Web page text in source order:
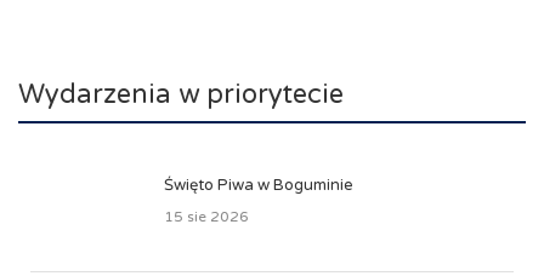
Wydarzenia w priorytecie
Święto Piwa w Boguminie
15 sie 2026